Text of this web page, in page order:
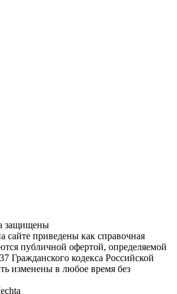
защищены
сайте приведены как справочная
публичной офертой, определяемой
Гражданского кодекса Российской
изменены в любое время без